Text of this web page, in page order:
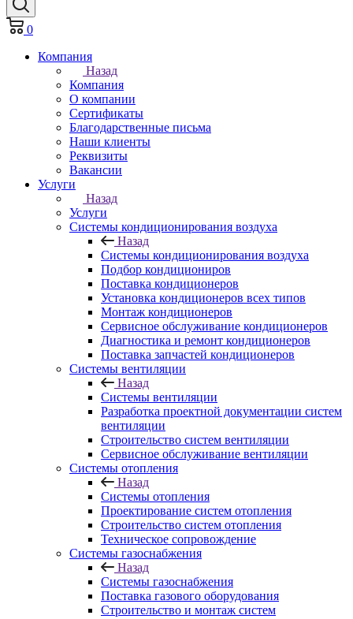
0
Компания
Назад
Компания
О компании
Сертификаты
Благодарственные письма
Наши клиенты
Реквизиты
Вакансии
Услуги
Назад
Услуги
Системы кондиционирования воздуха
Назад
Системы кондиционирования воздуха
Подбор кондициониров
Поставка кондиционеров
Установка кондиционеров всех типов
Монтаж кондиционеров
Сервисное обслуживание кондиционеров
Диагностика и ремонт кондиционеров
Поставка запчастей кондиционеров
Системы вентиляции
Назад
Системы вентиляции
Разработка проектной документации систем
вентиляции
Строительство систем вентиляции
Сервисное обслуживание вентиляции
Системы отопления
Назад
Системы отопления
Проектирование систем отопления
Строительство систем отопления
Техническое сопровождение
Системы газоснабжения
Назад
Системы газоснабжения
Поставка газового оборудования
Строительство и монтаж систем